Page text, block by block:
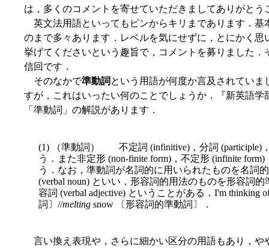
は，多くのコメントを寄せていただきましてありがとう
英文法用語といってもピンからキリまであります．基
のまで多々あります．レベルを気にせずに，とにかく
挙げてくださいという趣旨で，コメントを募りました
信回です．
そのなかで準動詞 という用語が何度か言及されてい
すが，これはいったい何のことでしょうか．『新英語学
「準動詞」の解説があります．
(1) （準動詞） 不定詞 (infinitive)，分詞 (participle)
う．また非定形 (non-finite form)，不定形 (infinite
う．なお，準動詞が名詞的に用いられたものを名詞
(verbal noun) といい，形容詞的用法のものを形容詞的
容詞 (verbal adjective) ということがある．I'm thinking
詞〕//melting snow 〔形容詞的準動詞〕．
言い換え表現や，さらに細かい区分の用語もあり，や